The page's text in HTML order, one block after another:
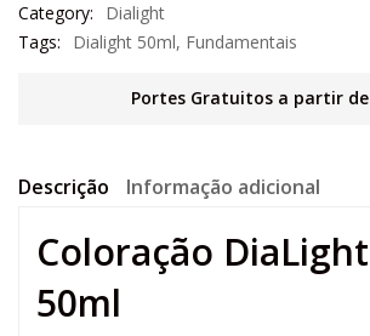
Category:
Dialight
Tags:
Dialight 50ml, Fundamentais
Portes Gratuitos a partir
Descrição Informação adicional
Coloração
50ml